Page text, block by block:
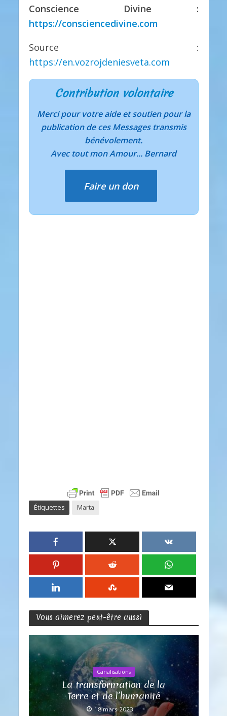
Conscience Divine :
https://consciencedivine.com
Source :
https://en.vozrojdeniesveta.com
Contribution volontaire
Merci pour votre aide et soutien pour la
publication de ces Messages transmis
bénévolement.
Avec tout mon Amour... Bernard
Faire un don
Étiquettes Marta
Vous aimerez peut-être aussi
Canalisations
La transformation de la
Terre et de l’humanité
18 mars 2023